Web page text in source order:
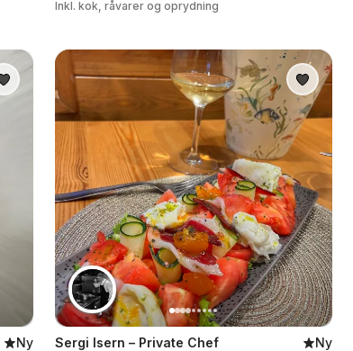
Inkl. kok, råvarer og oprydning
Ny Sergi Isern – Private Chef Ny